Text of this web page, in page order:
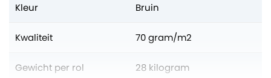
Kleur Bruin
Kwaliteit 70 gram/m2
Gewicht per rol 28 kilogram